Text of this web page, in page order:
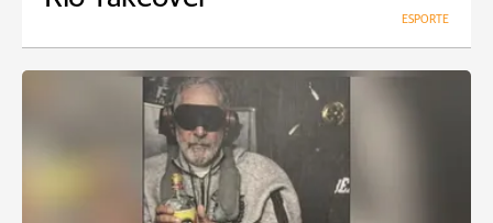
ESPORTE